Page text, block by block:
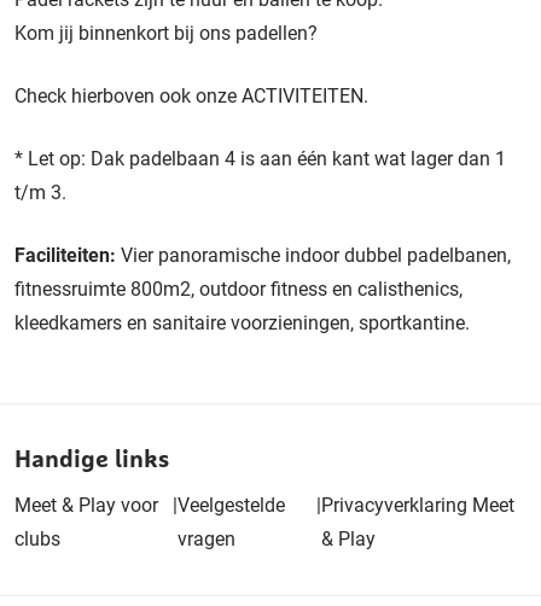
Kom jij binnenkort bij ons padellen?
Check hierboven ook onze ACTIVITEITEN.
* Let op: Dak padelbaan 4 is aan één kant wat lager dan 1
t/m 3.
Faciliteiten: Vier panoramische indoor dubbel padelbanen,
fitnessruimte 800m2, outdoor fitness en calisthenics,
kleedkamers en sanitaire voorzieningen, sportkantine.
Handige links
Meet & Play voor
clubs
|Veelgestelde
vragen
|Privacyverklaring Meet
& Play